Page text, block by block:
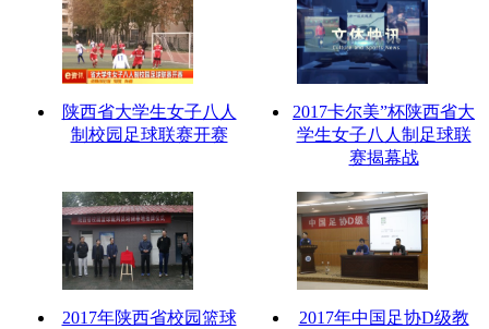
陕西省大学生女子八人
制校园足球联赛开赛
2017卡尔美”杯陕西省大
学生女子八人制足球联
赛揭幕战
2017年陕西省校园篮球
2017年中国足协D级教